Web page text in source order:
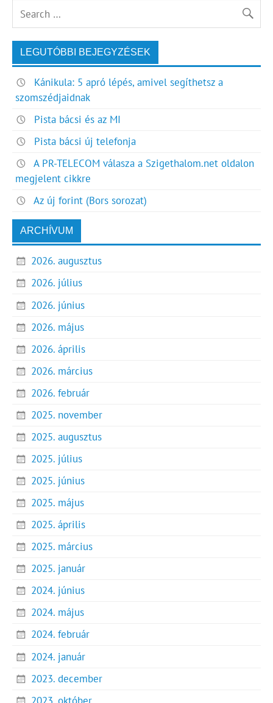
LEGUTÓBBI BEJEGYZÉSEK
Kánikula: 5 apró lépés, amivel segíthetsz a
szomszédjaidnak
Pista bácsi és az MI
Pista bácsi új telefonja
A PR-TELECOM válasza a Szigethalom.net oldalon
megjelent cikkre
Az új forint (Bors sorozat)
ARCHÍVUM
2026. augusztus
2026. július
2026. június
2026. május
2026. április
2026. március
2026. február
2025. november
2025. augusztus
2025. július
2025. június
2025. május
2025. április
2025. március
2025. január
2024. június
2024. május
2024. február
2024. január
2023. december